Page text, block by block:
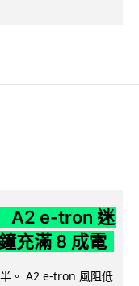
A2 e-tron 迷
充滿 8 成電
。 A2 e-tron 風阻低